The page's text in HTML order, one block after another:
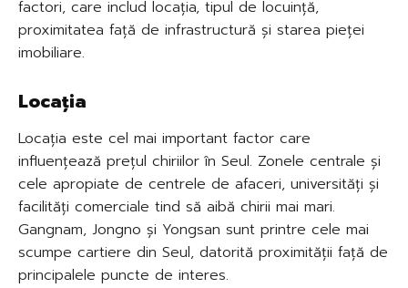
factori, care includ locația, tipul de locuință,
proximitatea față de infrastructură și starea pieței
imobiliare.
Locația
Locația este cel mai important factor care
influențează prețul chiriilor în Seul. Zonele centrale și
cele apropiate de centrele de afaceri, universități și
facilități comerciale tind să aibă chirii mai mari.
Gangnam, Jongno și Yongsan sunt printre cele mai
scumpe cartiere din Seul, datorită proximității față de
principalele puncte de interes.